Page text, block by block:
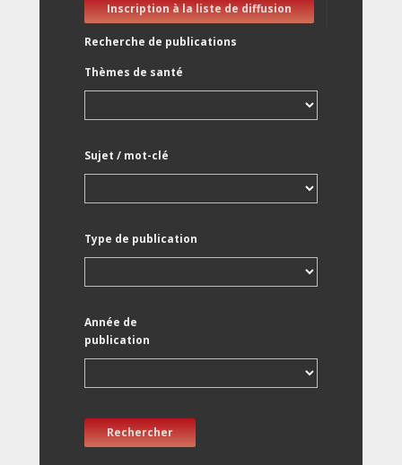
Inscription à la liste de diffusion
Recherche de publications
Thèmes de santé
Sujet / mot-clé
Type de publication
Année de
publication
Rechercher